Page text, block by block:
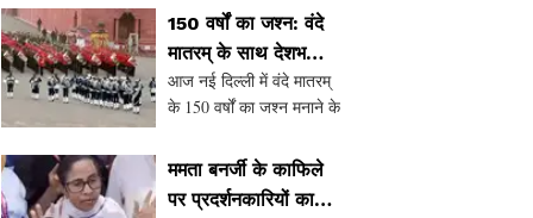
फिर से चर्चा का विषय बना
दिया है। आस्था गोयल ने
इंस्टाग्राम पर एक वीडियो
साझा किया, जिसमें उन्होंने
बताया कि 7 किलोमीटर
150 वर्षों का जश्न: वंदे
मातरम् के साथ देशभक्ति
का कार्यक्रम
आज नई दिल्ली में वंदे मातरम्
के 150 वर्षों का जश्न मनाने के
कार्यक्रम आयोजित किया जा
रहा है। भारतीय वायु सेना का
बैंड इस अवसर पर एक विशेष
ममता बनर्जी के काफिले
पर प्रदर्शनकारियों का